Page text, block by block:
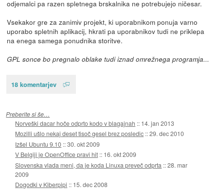
odjemalci pa razen spletnega brskalnika ne potrebujejo ničesar.
Vsekakor gre za zanimiv projekt, ki uporabnikom ponuja varno
uporabo spletnih aplikacij, hkrati pa uporabnikov tudi ne priklepa
na enega samega ponudnika storitve.
GPL sonce bo pregnalo oblake tudi iznad omrežnega programja...
18 komentarjev
Preberite si še…
Norveški dacar hoče odprto kodo v blagajnah :: 14. jan 2013
Mozilli ušlo nekaj deset tisoč gesel brez posledic ::29. dec 2010
Izšel Ubuntu 9.10 ::30. okt 2009
V Belgiji je OpenOffice pravi hit :: 16. okt 2009
Slovenska vlada meni, da je koda Linuxa preveč odprta ::28. mar
2009
Dogodki v Kiberpipi :: 15. dec 2008